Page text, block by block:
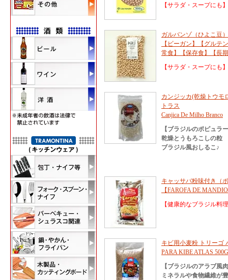
【サラダ・スープにも】
ガルバンゾ（ひよこ
【ビーガン】【グルテ
常食】【保存食】【長
【サラダ・スープにも】
カンジッカ(乾燥トウモ
トラス
Canjica De Milho Branco
【ブラジルのポピュラ
乾燥とうもろこしの粒
ブラジル風おしるこ♪
キャッサバ粉味付き（
【FAROFA DE
【健康的なブラジル料
キビ用小麦粉 トリーゴ
PARA KIBE ATLAS
【ブラジルのアラブ風
ミネラルや食物繊維が